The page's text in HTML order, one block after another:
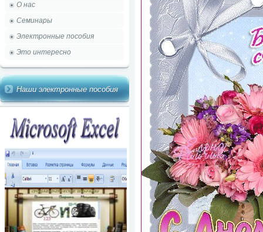
О нас
Семинары
Электронные пособия
Это интересно
Наши электронные пособия